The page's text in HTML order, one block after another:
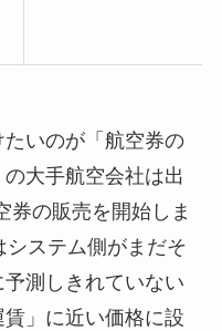
いのが「航空券の
大手航空会社は出
券の販売を開始しま
ステム側がまだそ
測しきれていない
」に近い価格に設